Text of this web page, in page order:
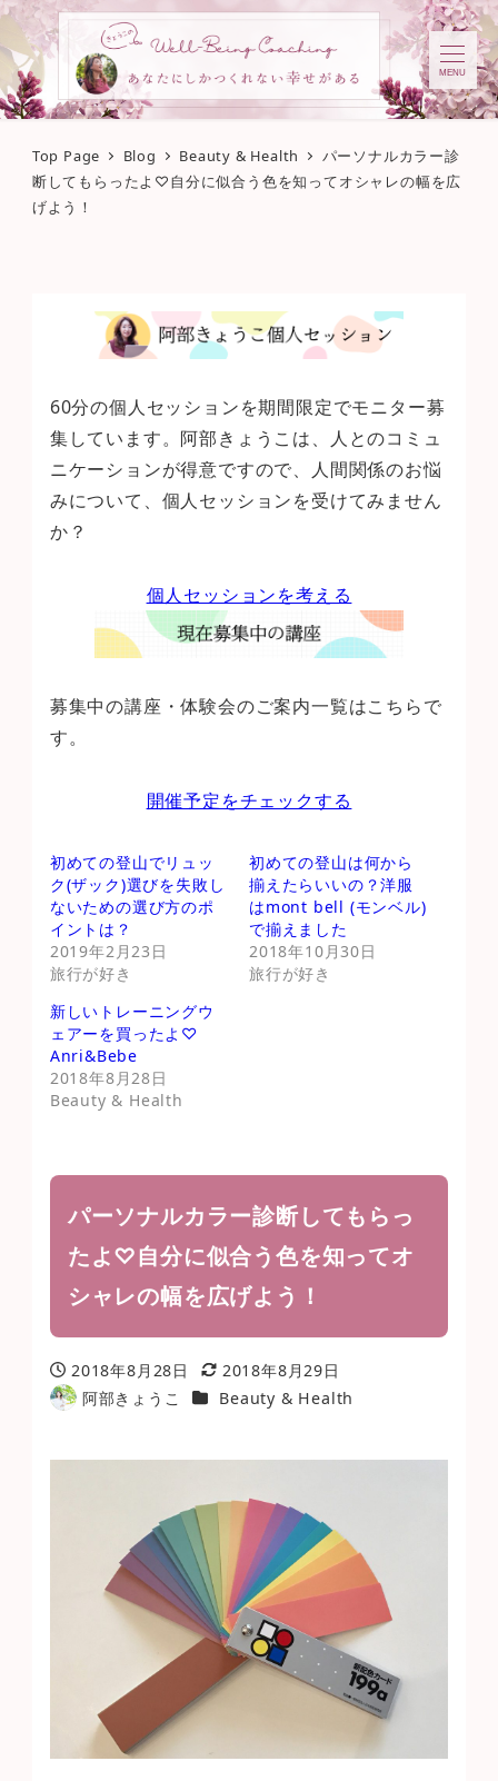
MENU
Top Page Blog Beauty & Health
パーソナルカラー診
断してもらったよ♡自分に似合う色を知ってオシャレの幅を広
げよう！
60分の個人セッションを期間限定でモニター募
集しています。阿部きょうこは、人とのコミュ
ニケーションが得意ですので、人間関係のお悩
みについて、個人セッションを受けてみません
か？
個人セッションを考える
募集中の講座・体験会のご案内一覧はこちらで
す。
開催予定をチェックする
初めての登山でリュッ
ク(ザック)選びを失敗し
ないための選び方のポ
イントは？
2019年2月23日
旅行が好き
初めての登山は何から
揃えたらいいの？洋服
はmont bell (モンベル)
で揃えました
2018年10月30日
旅行が好き
新しいトレーニングウ
ェアーを買ったよ♡
Anri&Bebe
2018年8月28日
Beauty & Health
パーソナルカラー診断してもらっ
たよ♡自分に似合う色を知ってオ
シャレの幅を広げよう！
投稿日
2018年8月28日
更新日
2018年8月29日
著
阿部きょうこ カテゴリー
Beauty & Health